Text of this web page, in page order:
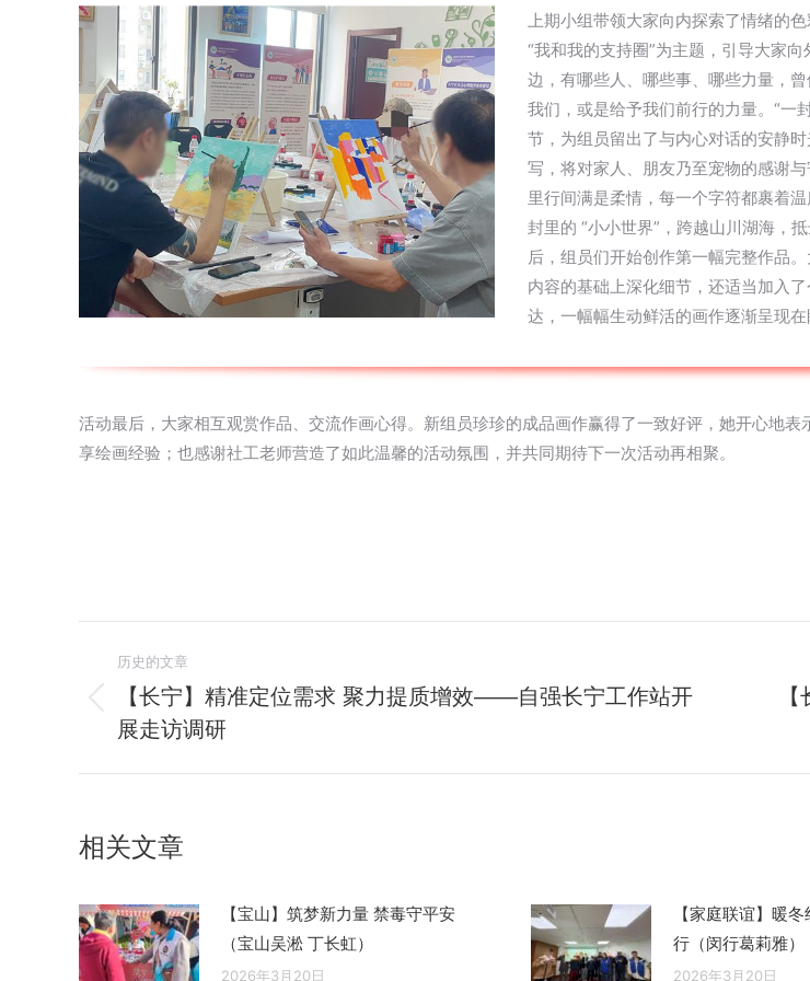
上期小组带领大家向内探索了情绪的
“我和我的支持圈”为主题，引导大家
边，有哪些人、哪些事、哪些力量，
我们，或是给予我们前行的力量。“一
节，为组员留出了与内心对话的安静
写，将对家人、朋友乃至宠物的感谢
里行间满是柔情，每一个字符都裹着
封里的 “小小世界”，跨越山川湖海，
后，组员们开始创作第一幅完整作品
内容的基础上深化细节，还适当加入
达，一幅幅生动鲜活的画作逐渐呈现在
活动最后，大家相互观赏作品、交流作画心得。新组员珍珍的成品画作赢得了一致好评，她开心地
享绘画经验；也感谢社工老师营造了如此温馨的活动氛围，并共同期待下一次活动再相聚。
章
航
历史的文章
历
史
的
章：
【长宁】精准定位需求 聚力提质增效——自强长宁工作站开
展走访调研
的
相关文章
【宝山】筑梦新力量 禁毒守平安
（宝山吴淞 丁长虹）
2026年3月20日
【家庭联谊】暖
行（闵行葛莉雅）
2026年3月20日